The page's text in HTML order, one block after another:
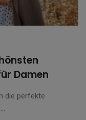
Damen
die perfekte